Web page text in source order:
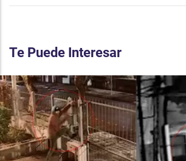
Te Puede Interesar